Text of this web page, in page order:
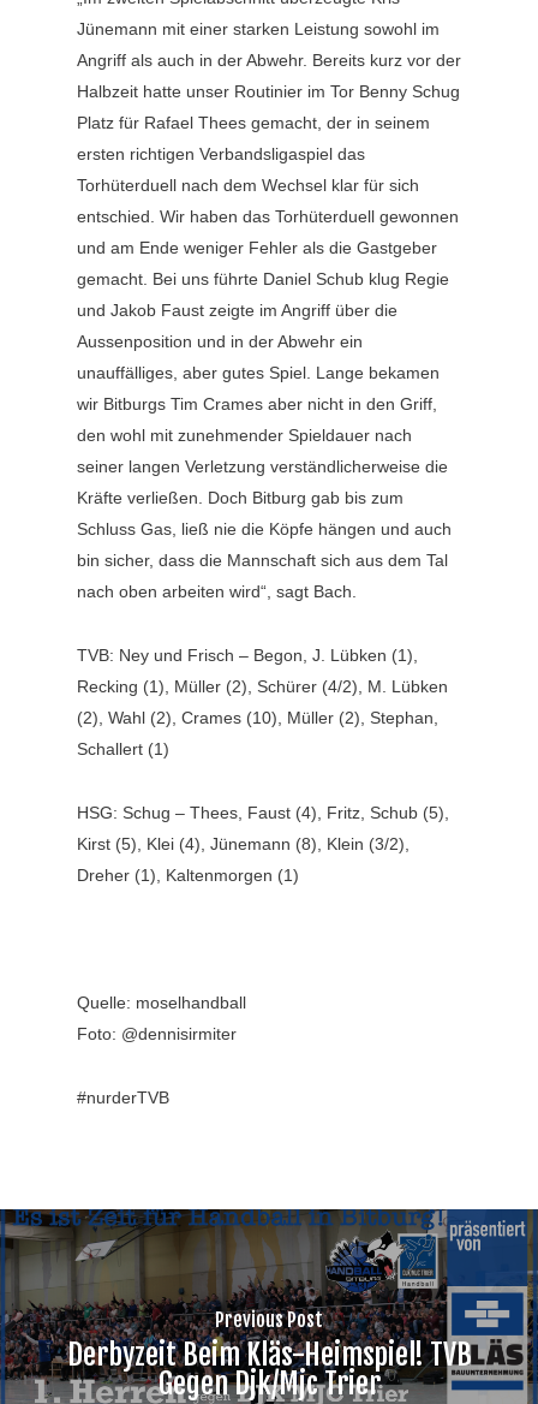
Jünemann mit einer starken Leistung sowohl im
Angriff als auch in der Abwehr. Bereits kurz vor der
Halbzeit hatte unser Routinier im Tor Benny Schug
Platz für Rafael Thees gemacht, der in seinem
ersten richtigen Verbandsligaspiel das
Torhüterduell nach dem Wechsel klar für sich
entschied. Wir haben das Torhüterduell gewonnen
und am Ende weniger Fehler als die Gastgeber
gemacht. Bei uns führte Daniel Schub klug Regie
und Jakob Faust zeigte im Angriff über die
Aussenposition und in der Abwehr ein
unauffälliges, aber gutes Spiel. Lange bekamen
wir Bitburgs Tim Crames aber nicht in den Griff,
den wohl mit zunehmender Spieldauer nach
seiner langen Verletzung verständlicherweise die
Kräfte verließen. Doch Bitburg gab bis zum
Schluss Gas, ließ nie die Köpfe hängen und auch
bin sicher, dass die Mannschaft sich aus dem Tal
nach oben arbeiten wird“, sagt Bach.
TVB: Ney und Frisch – Begon, J. Lübken (1),
Recking (1), Müller (2), Schürer (4/2), M. Lübken
(2), Wahl (2), Crames (10), Müller (2), Stephan,
Schallert (1)
HSG: Schug – Thees, Faust (4), Fritz, Schub (5),
Kirst (5), Klei (4), Jünemann (8), Klein (3/2),
Dreher (1), Kaltenmorgen (1)
Quelle: moselhandball
Foto: @dennisirmiter
#nurderTVB
Previous Post
Derbyzeit Beim Kläs-Heimspiel! TVB
Gegen Djk/Mjc Trier